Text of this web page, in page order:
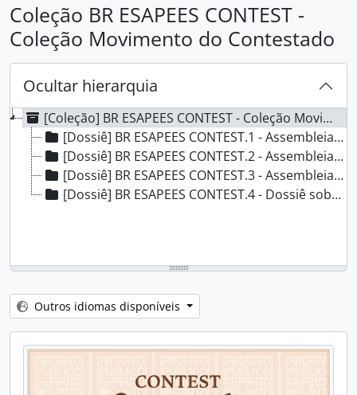
Coleção BR ESAPEES CONTEST -
Coleção Movimento do Contestado
Ocultar hierarquia
[Coleção] BR ESAPEES CONTEST - Coleção Movimento do Contestado, 1952 - 1963
[Dossiê] BR ESAPEES CONTEST.1 - Assembleia Legislativa do ES - Protocolo n° 7, 1953
[Dossiê] BR ESAPEES CONTEST.2 - Assembleia Legislativa do ES - Protocolo n° 71, 1952 - 1953
[Dossiê] BR ESAPEES CONTEST.3 - Assembleia Legislativa do ES - Protocolo n° 653, 1961
[Dossiê] BR ESAPEES CONTEST.4 - Dossiê sobre "O Contestado", 1963
Outros idiomas disponíveis